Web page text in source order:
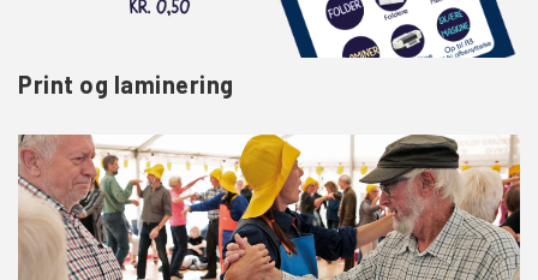
Print og laminering